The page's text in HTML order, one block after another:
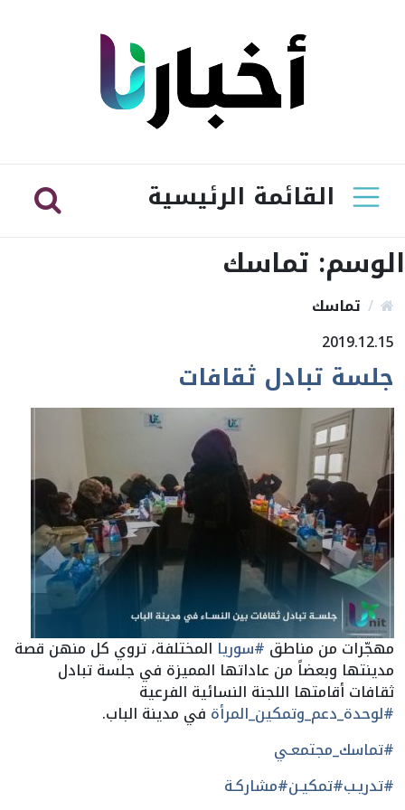
القائمة الرئيسية
الوسم: تماسك
تماسك
2019.12.15
جلسة تبادل ثقافات
مهجّرات من مناطق #سوريا المختلفة، تروي كل منهن قصة
مدينتها وبعضاً من عاداتها المميزة في جلسة تبادل
ثقافات أقامتها اللجنة النسائية الفرعية
#لوحدة_دعم_وتمكين_المرأة في مدينة الباب.
#تماسك_مجتمعـي
#تدريـب#تمكيـن#مشاركـة